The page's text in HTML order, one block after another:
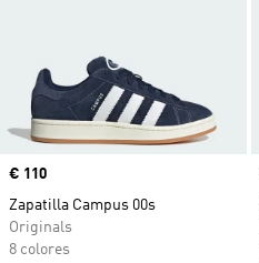
Precio
€ 110
Zapatilla Campus 00s
Originals
8 colores